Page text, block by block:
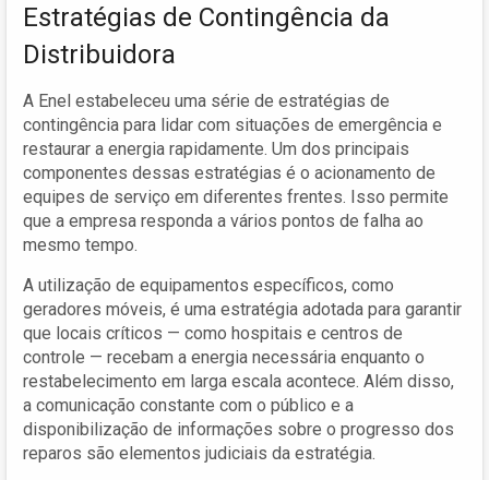
Estratégias de Contingência da
Distribuidora
A Enel estabeleceu uma série de estratégias de
contingência para lidar com situações de emergência e
restaurar a energia rapidamente. Um dos principais
componentes dessas estratégias é o acionamento de
equipes de serviço em diferentes frentes. Isso permite
que a empresa responda a vários pontos de falha ao
mesmo tempo.
A utilização de equipamentos específicos, como
geradores móveis, é uma estratégia adotada para garantir
que locais críticos — como hospitais e centros de
controle — recebam a energia necessária enquanto o
restabelecimento em larga escala acontece. Além disso,
a comunicação constante com o público e a
disponibilização de informações sobre o progresso dos
reparos são elementos judiciais da estratégia.